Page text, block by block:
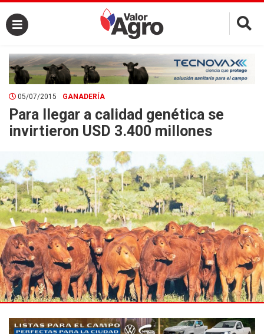
×
05/07/2015 GANADERÍA
Para llegar a calidad genética se
invirtieron USD 3.400 millones